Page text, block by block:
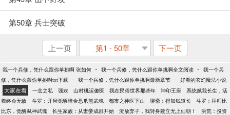
第50章 兵士突破
上一页 第1 - 50章 下一页
我一个兵修，凭什么跟你单挑啊 张如何 - 我一个兵修，凭什么跟你单挑啊全文阅读 - 我一个兵
修，凭什么跟你单挑啊txt下载 - 我一个兵修，凭什么跟你单挑啊最新章节 - 好看的玄幻魔法小说
大家在看 一念之私 强欢 山村桃运傻医 我在民俗世界那些年 神印王座
系统赋我长生，活
着终会无敌
斗罗：开局觉醒暗金恐爪熊武魂 都市之神医下山 聊斋：得加钱道长
斗罗：拜师比
比东，觉醒弑神武魂
长生家族：从妻妾成群开始 流放弃子，我转身建立无上仙朝！
洪荒：投资